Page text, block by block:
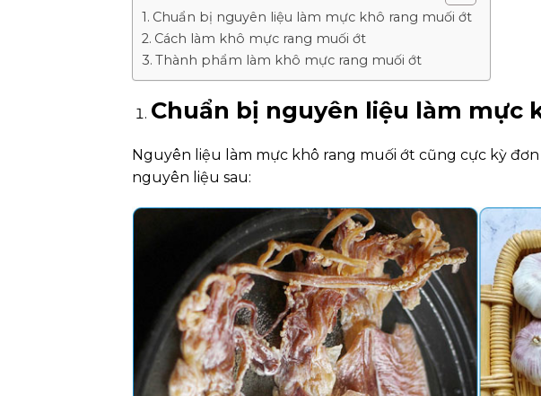
Chuẩn bị nguyên liệu làm mực khô rang muối ớt
Cách làm khô mực rang muối ớt
Thành phẩm làm khô mực rang muối ớt
Chuẩn bị nguyên liệu làm mực
Nguyên liệu làm mực khô rang muối ớt cũng cực kỳ
nguyên liệu sau: